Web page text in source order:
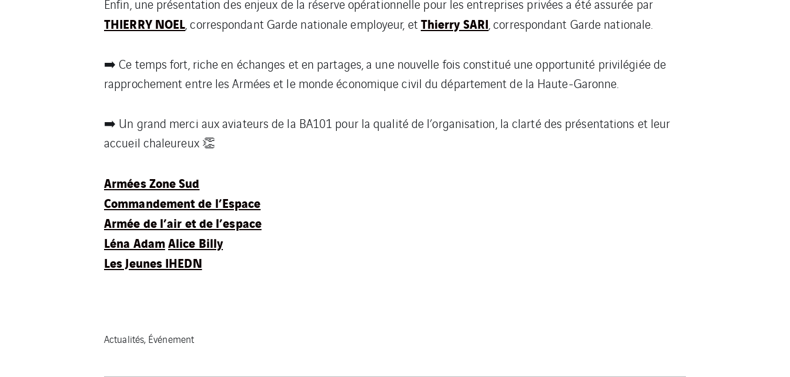
Enfin, une présentation des enjeux de la réserve opérationnelle pour les entreprises privées a été assurée par
THIERRY NOEL, correspondant Garde nationale employeur, etThierry SARI, correspondant Garde nationale.
➡️ Ce temps fort, riche en échanges et en partages, a une nouvelle fois constitué une opportunité privilégiée de
rapprochement entre les Armées et le monde économique civil du département de la Haute-Garonne.
➡️ Un grand merci aux aviateurs de la BA101 pour la qualité de l’organisation, la clarté des présentations et leur
accueil chaleureux 👏
Armées Zone Sud
Commandement de l’Espace
Armée de l’air et de l’espace
Léna AdamAlice Billy
Les Jeunes IHEDN
Actualités, Événement